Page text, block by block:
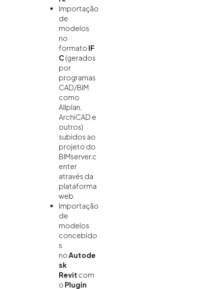
Importação
de
modelos
no
formato IF
C(gerados
por
programas
CAD/BIM
como
Allplan,
ArchiCAD e
outros)
subidos ao
projeto do
BIMserver.c
enter
através da
plataforma
web.
Importação
de
modelos
concebido
s
no Autode
sk
Revit com
o Plugin